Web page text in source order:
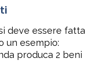
deve essere fatta
un esempio:
produca 2 beni